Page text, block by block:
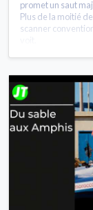
promet un saut
Plus de la moitié
scanner